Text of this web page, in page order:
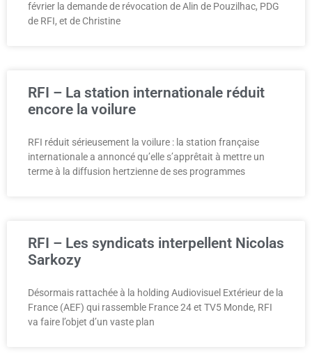
février la demande de révocation de Alin de Pouzilhac, PDG
de RFI, et de Christine
RFI – La station internationale réduit
encore la voilure
RFI réduit sérieusement la voilure : la station française
internationale a annoncé qu’elle s’apprêtait à mettre un
terme à la diffusion hertzienne de ses programmes
RFI – Les syndicats interpellent Nicolas
Sarkozy
Désormais rattachée à la holding Audiovisuel Extérieur de la
France (AEF) qui rassemble France 24 et TV5 Monde, RFI
va faire l’objet d’un vaste plan